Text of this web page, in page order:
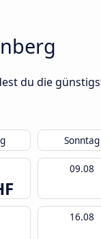
du die
Sonntag
09.08
16.08